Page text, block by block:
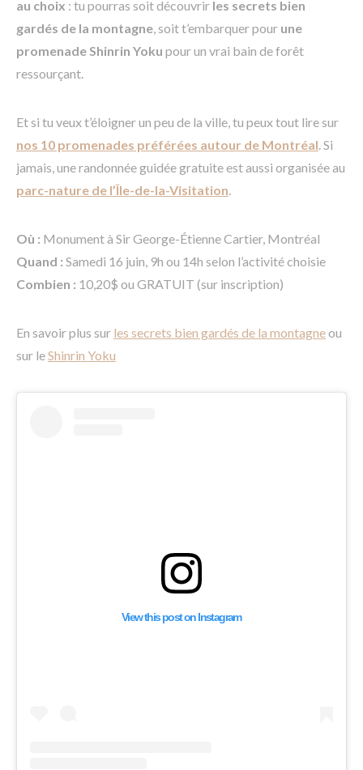
au choix : tu pourras soit découvrir les secrets bien
gardés de la montagne, soit t’embarquer pour une
promenade Shinrin Yoku pour un vrai bain de forêt
ressourçant.
Et si tu veux t’éloigner un peu de la ville, tu peux tout lire sur
nos 10 promenades préférées autour de Montréal. Si
jamais, une randonnée guidée gratuite est aussi organisée au
parc-nature de l’Île-de-la-Visitation.
Où : Monument à Sir George-Étienne Cartier, Montréal
Quand : Samedi 16 juin, 9h ou 14h selon l’activité choisie
Combien : 10,20$ ou GRATUIT (sur inscription)
En savoir plus sur les secrets bien gardés de la montagneou
sur leShinrin Yoku
View this post on Instagram